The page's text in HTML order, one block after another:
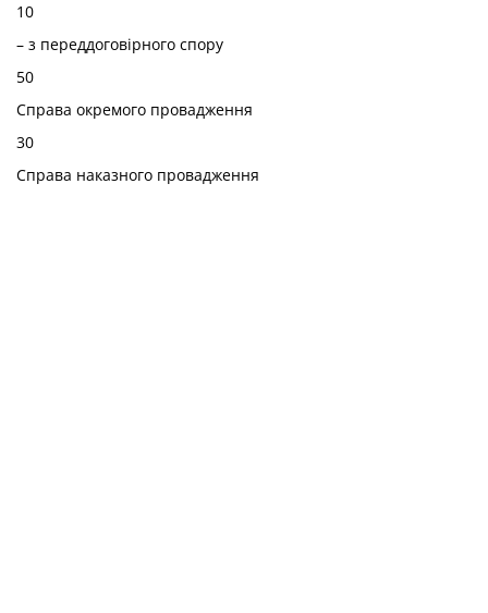
10
– з переддоговірного спору
50
Справа окремого провадження
30
Справа наказного провадження